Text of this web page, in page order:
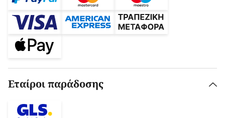
Εταίροι παράδοσης